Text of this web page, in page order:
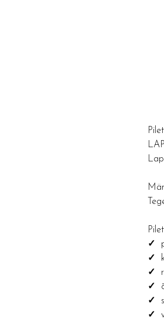
✓
✓
✓
✓
✓
✓